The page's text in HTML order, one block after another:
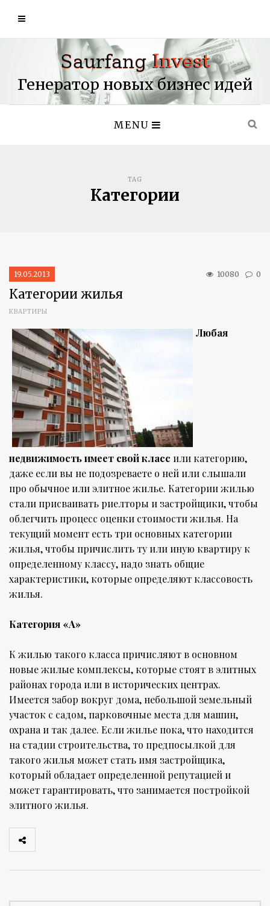
Генератор новых бизнес идей
MENU
TAG
Категории
19.05.2013 10080 0
Категории жилья
КВАРТИРЫ
Любая
недвижимость имеет свой класс или категорию,
даже если вы не подозреваете о ней или слышали
про обычное или элитное жилье. Категории жилью
стали присваивать риелторы и застройщики, чтобы
облегчить процесс оценки стоимости жилья. На
текущий момент есть три основных категории
жилья, чтобы причислить ту или иную квартиру к
определенному классу, надо знать общие
характеристики, которые определяют классовость
жилья.
Категория «А»
К жилью такого класса причисляют в основном
новые жилые комплексы, которые стоят в элитных
районах города или в исторических центрах.
Имеется забор вокруг дома, небольшой земельный
участок с садом, парковочные места для машин,
охрана и так далее. Если жилье пока, что находится
на стадии строительства, то предпосылкой для
такого жилья может стать имя застройщика,
который обладает определенной репутацией и
может гарантировать, что занимается постройкой
элитного жилья.